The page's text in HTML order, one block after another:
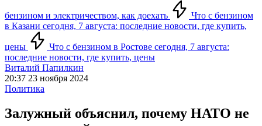
бензином и электричеством, как доехать
Что с бензином
в Казани сегодня, 7 августа: последние новости, где купить,
цены
Что с бензином в Ростове сегодня, 7 августа:
последние новости, где купить, цены
Виталий Папилкин
20:37 23 ноября 2024
Политика
Залужный объяснил, почему НАТО не